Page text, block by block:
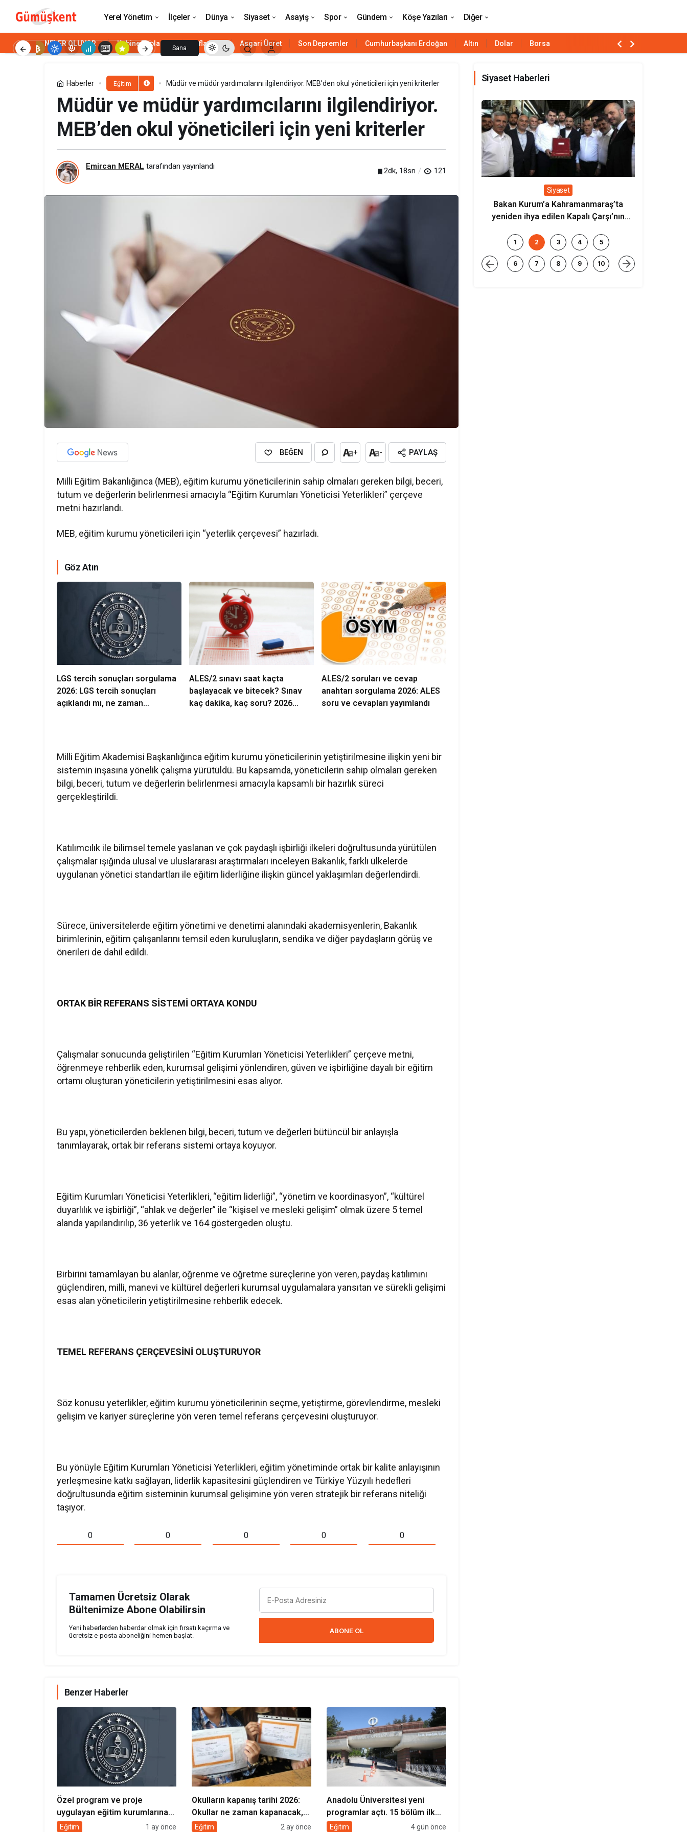
Yerel Yönetim İlçeler Dünya Siyaset Asayiş Spor Gündem Köşe Yazıları Diğer
Sana
NELER OLUYOR Kabine Toplantısı Enflasyon Asgari Ücret Son Depremler Cumhurbaşkanı Erdoğan Altın Dolar Borsa
Haberler Eğitim Müdür ve müdür yardımcılarını ilgilendiriyor. MEB’den okul yöneticileri için yeni kriterler
Müdür ve müdür yardımcılarını ilgilendiriyor.
MEB’den okul yöneticileri için yeni kriterler
Emircan MERAL tarafından yayınlandı
2dk, 18sn 121
BEĞEN + - PAYLAŞ
Milli Eğitim Bakanlığınca (MEB), eğitim kurumu yöneticilerinin sahip olmaları gereken bilgi, beceri,
tutum ve değerlerin belirlenmesi amacıyla “Eğitim Kurumları Yöneticisi Yeterlikleri” çerçeve
metni hazırlandı.
MEB, eğitim kurumu yöneticileri için “yeterlik çerçevesi” hazırladı.
Göz Atın
LGS tercih sonuçları sorgulama
2026: LGS tercih sonuçları
açıklandı mı, ne zaman
ALES/2 sınavı saat kaçta
başlayacak ve bitecek? Sınav
kaç dakika, kaç soru? 2026
ALES/2 soruları ve cevap
anahtarı sorgulama 2026: ALES
soru ve cevapları yayımlandı
Milli Eğitim Akademisi Başkanlığınca eğitim kurumu yöneticilerinin yetiştirilmesine ilişkin yeni bir
sistemin inşasına yönelik çalışma yürütüldü. Bu kapsamda, yöneticilerin sahip olmaları gereken
bilgi, beceri, tutum ve değerlerin belirlenmesi amacıyla kapsamlı bir hazırlık süreci
gerçekleştirildi.
Katılımcılık ile bilimsel temele yaslanan ve çok paydaşlı işbirliği ilkeleri doğrultusunda yürütülen
çalışmalar ışığında ulusal ve uluslararası araştırmaları inceleyen Bakanlık, farklı ülkelerde
uygulanan yönetici standartları ile eğitim liderliğine ilişkin güncel yaklaşımları değerlendirdi.
Sürece, üniversitelerde eğitim yönetimi ve denetimi alanındaki akademisyenlerin, Bakanlık
birimlerinin, eğitim çalışanlarını temsil eden kuruluşların, sendika ve diğer paydaşların görüş ve
önerileri de dahil edildi.
ORTAK BİR REFERANS SİSTEMİ ORTAYA KONDU
Çalışmalar sonucunda geliştirilen “Eğitim Kurumları Yöneticisi Yeterlikleri” çerçeve metni,
öğrenmeye rehberlik eden, kurumsal gelişimi yönlendiren, güven ve işbirliğine dayalı bir eğitim
ortamı oluşturan yöneticilerin yetiştirilmesini esas alıyor.
Bu yapı, yöneticilerden beklenen bilgi, beceri, tutum ve değerleri bütüncül bir anlayışla
tanımlayarak, ortak bir referans sistemi ortaya koyuyor.
Eğitim Kurumları Yöneticisi Yeterlikleri, “eğitim liderliği”, “yönetim ve koordinasyon”, “kültürel
duyarlılık ve işbirliği”, “ahlak ve değerler” ile “kişisel ve mesleki gelişim” olmak üzere 5 temel
alanda yapılandırılıp, 36 yeterlik ve 164 göstergeden oluştu.
Birbirini tamamlayan bu alanlar, öğrenme ve öğretme süreçlerine yön veren, paydaş katılımını
güçlendiren, milli, manevi ve kültürel değerleri kurumsal uygulamalara yansıtan ve sürekli gelişimi
esas alan yöneticilerin yetiştirilmesine rehberlik edecek.
TEMEL REFERANS ÇERÇEVESİNİ OLUŞTURUYOR
Söz konusu yeterlikler, eğitim kurumu yöneticilerinin seçme, yetiştirme, görevlendirme, mesleki
gelişim ve kariyer süreçlerine yön veren temel referans çerçevesini oluşturuyor.
Bu yönüyle Eğitim Kurumları Yöneticisi Yeterlikleri, eğitim yönetiminde ortak bir kalite anlayışının
yerleşmesine katkı sağlayan, liderlik kapasitesini güçlendiren ve Türkiye Yüzyılı hedefleri
doğrultusunda eğitim sisteminin kurumsal gelişimine yön veren stratejik bir referans niteliği
taşıyor.
0 0 0 0 0
Tamamen Ücretsiz Olarak
Bültenimize Abone Olabilirsin
Yeni haberlerden haberdar olmak için fırsatı kaçırma ve
ücretsiz e-posta aboneliğini hemen başlat.
ABONE OL
Benzer Haberler
Özel program ve proje
uygulayan eğitim kurumlarına
öğretmen atama sonuçları
Eğitim 1 ay önce
Okulların kapanış tarihi 2026:
Okullar ne zaman kapanacak,
tatil ne zaman başlıyor?
Eğitim 2 ay önce
Anadolu Üniversitesi yeni
programlar açtı. 15 bölüm ilk
kez öğrenci alacak
Eğitim 4 gün önce
Siyaset Haberleri
HAVELSAN’ın ‘komuta kontrol’ü
Azerbaycan’a güç katacak
Siyaset
Bakan Kurum’a Kahramanmaraş’ta
yeniden ihya edilen Kapalı Çarşı’nın
1 2 3 4 5
6 7 8 9 10
YÖKDİL/2 başvuru ekranı 2026: YÖKDİL başvuruları nasıl yapılır?